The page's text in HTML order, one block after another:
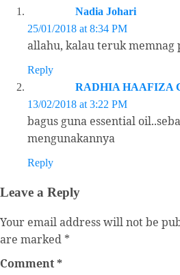
Nadia Johari
25/01/2018 at 8:34 PM
allahu, kalau teruk memnag
Reply
RADHIA HAAFIZA
13/02/2018 at 3:22 PM
bagus guna essential
mengunakannya
Reply
Leave a Reply
Your email address will not be
are marked *
Comment*